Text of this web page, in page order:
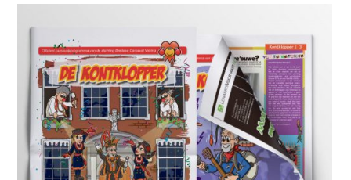
Carnavalskrant Breda (de
Kontklopper)